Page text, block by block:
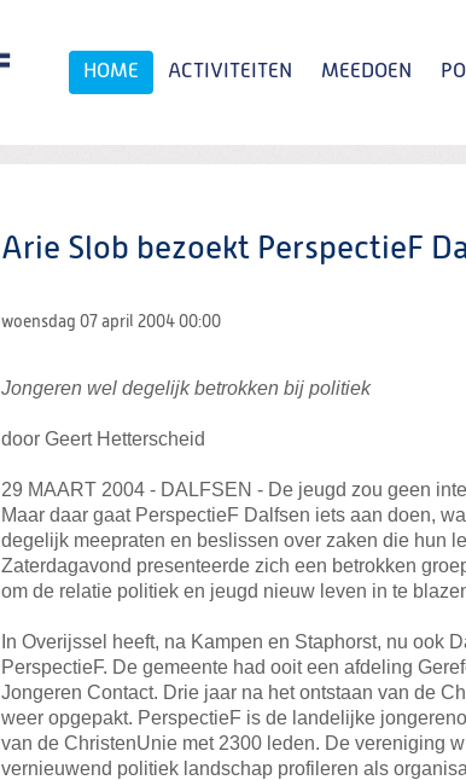
HOME ACTIVITEITEN MEEDOEN
Arie Slob bezoekt PerspectieF
woensdag 07 april 2004 00:00
Jongeren wel degelijk betrokken bij politiek
door Geert Hetterscheid
29 MAART 2004 - DALFSEN - De jeugd zou geen
Maar daar gaat PerspectieF Dalfsen iets aan doen,
degelijk meepraten en beslissen over zaken die hun
Zaterdagavond presenteerde zich een betrokken
om de relatie politiek en jeugd nieuw leven in te
In Overijssel heeft, na Kampen en Staphorst, nu ook
PerspectieF. De gemeente had ooit een afdeling
Jongeren Contact. Drie jaar na het ontstaan van de
weer opgepakt. PerspectieF is de landelijke
van de ChristenUnie met 2300 leden. De vereniging
vernieuwend politiek landschap profileren als